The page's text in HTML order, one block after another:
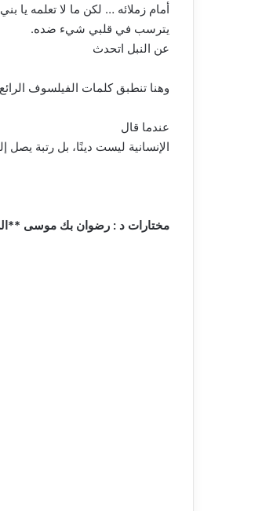
ﺃﻣﺎﻡ ﺯﻣﻼﺋﻪ … ﻟﻜﻦ ﻣﺎ ﻻ ﺗﻌﻠﻤﻪ ﻳﺎ
ﻳﺘﺮﺳﺐ ﻓﻲ ﻗﻠﺒﻲ ﺷﻲﺀ ﺿﺪﻩ.
عن النبل اتحدث
وهنا تنطبق كلمات الفيلسوف
عندما قال
الإنسانية ليست دينًا، بل رتبة يصل
مختارات د : رضوان بك موسى